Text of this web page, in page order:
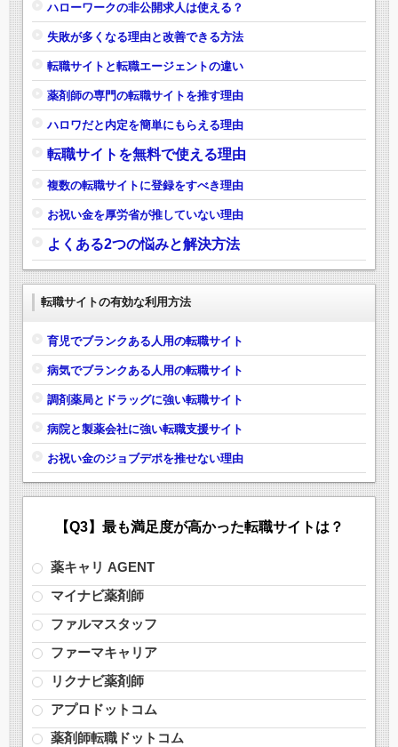
ハローワークの非公開求人は使える？
失敗が多くなる理由と改善できる方法
転職サイトと転職エージェントの違い
薬剤師の専門の転職サイトを推す理由
ハロワだと内定を簡単にもらえる理由
転職サイトを無料で使える理由
複数の転職サイトに登録をすべき理由
お祝い金を厚労省が推していない理由
よくある2つの悩みと解決方法
転職サイトの有効な利用方法
育児でブランクある人用の転職サイト
病気でブランクある人用の転職サイト
調剤薬局とドラッグに強い転職サイト
病院と製薬会社に強い転職支援サイト
お祝い金のジョブデポを推せない理由
【Q3】最も満足度が高かった転職サイトは？
薬キャリ AGENT
マイナビ薬剤師
ファルマスタッフ
ファーマキャリア
リクナビ薬剤師
アプロドットコム
薬剤師転職ドットコム